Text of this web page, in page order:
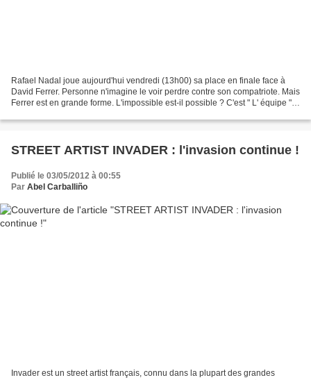
Rafael Nadal joue aujourd'hui vendredi (13h00) sa place en finale face à
David Ferrer. Personne n'imagine le voir perdre contre son compatriote. Mais
Ferrer est en grande forme. L'impossible est-il possible ? C'est " L' équipe "
STREET ARTIST INVADER : l'invasion continue !
Publié le 03/05/2012 à 00:55
Par Abel Carballiño
Invader est un street artist français, connu dans la plupart des grandes